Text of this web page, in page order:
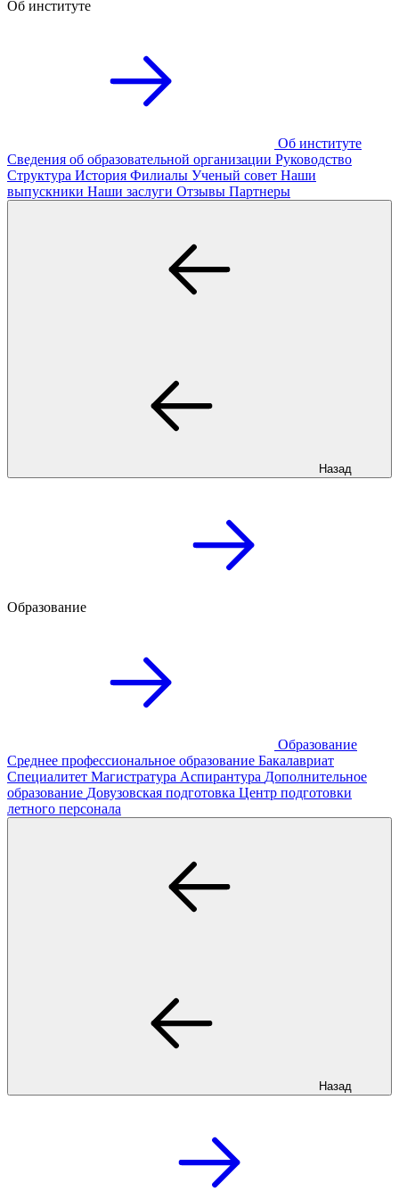
Об институте
Об институте
Сведения об образовательной организации Руководство
Структура История Филиалы Ученый совет Наши
выпускники Наши заслуги Отзывы Партнеры
Назад
Образование
Образование
Среднее профессиональное образование Бакалавриат
Специалитет Магистратура Аспирантура Дополнительное
образование Довузовская подготовка Центр подготовки
летного персонала
Назад